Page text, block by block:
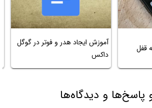
قفل
آموزش ایجاد هدر و فوتر در گوگل
داکس
پاسخ‌ها و دیدگاه‌ها